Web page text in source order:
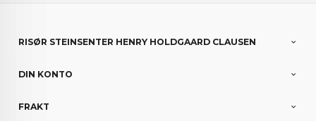
RISØR STEINSENTER HENRY HOLDGAARD CLAUSEN
DIN KONTO
FRAKT